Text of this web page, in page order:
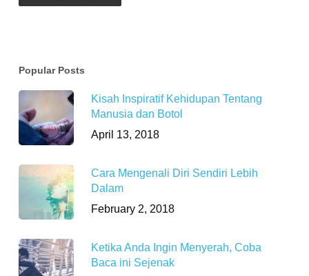
Popular Posts
Kisah Inspiratif Kehidupan Tentang
Manusia dan Botol
April 13, 2018
Cara Mengenali Diri Sendiri Lebih
Dalam
February 2, 2018
Ketika Anda Ingin Menyerah, Coba
Baca ini Sejenak